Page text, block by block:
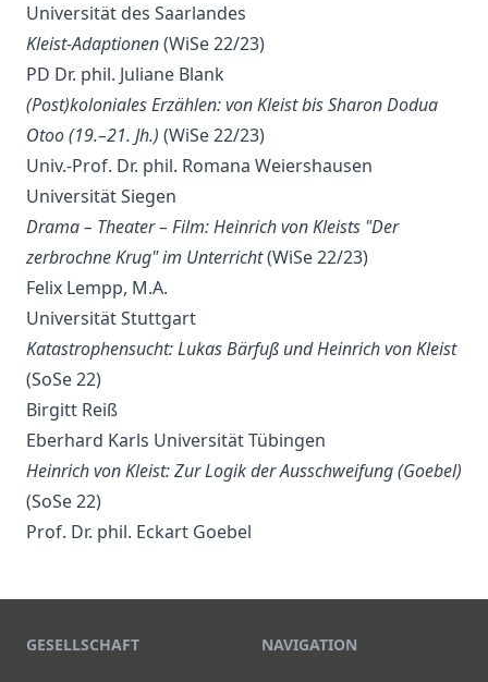
Universität des Saarlandes
Kleist-Adaptionen(WiSe 22/23)
PD Dr. phil. Juliane Blank
(Post)koloniales Erzählen: von Kleist bis Sharon Dodua
Otoo (19.–21. Jh.) (WiSe 22/23)
Univ.-Prof. Dr. phil. Romana Weiershausen
Universität Siegen
Drama – Theater – Film: Heinrich von Kleists "Der
zerbrochne Krug" im Unterricht(WiSe 22/23)
Felix Lempp, M.A.
Universität Stuttgart
Katastrophensucht: Lukas Bärfuß und Heinrich von Kleist
(SoSe 22)
Birgitt Reiß
Eberhard Karls Universität Tübingen
Heinrich von Kleist: Zur Logik der Ausschweifung (Goebel)
(SoSe 22)
Prof. Dr. phil. Eckart Goebel
GESELLSCHAFT NAVIGATION